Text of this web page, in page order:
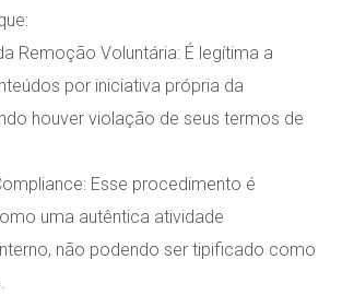
Remoção Voluntária: É legítima a
por iniciativa própria da
houver violação de seus termos de
: Esse procedimento é
uma autêntica atividade
, não podendo ser tipificado como